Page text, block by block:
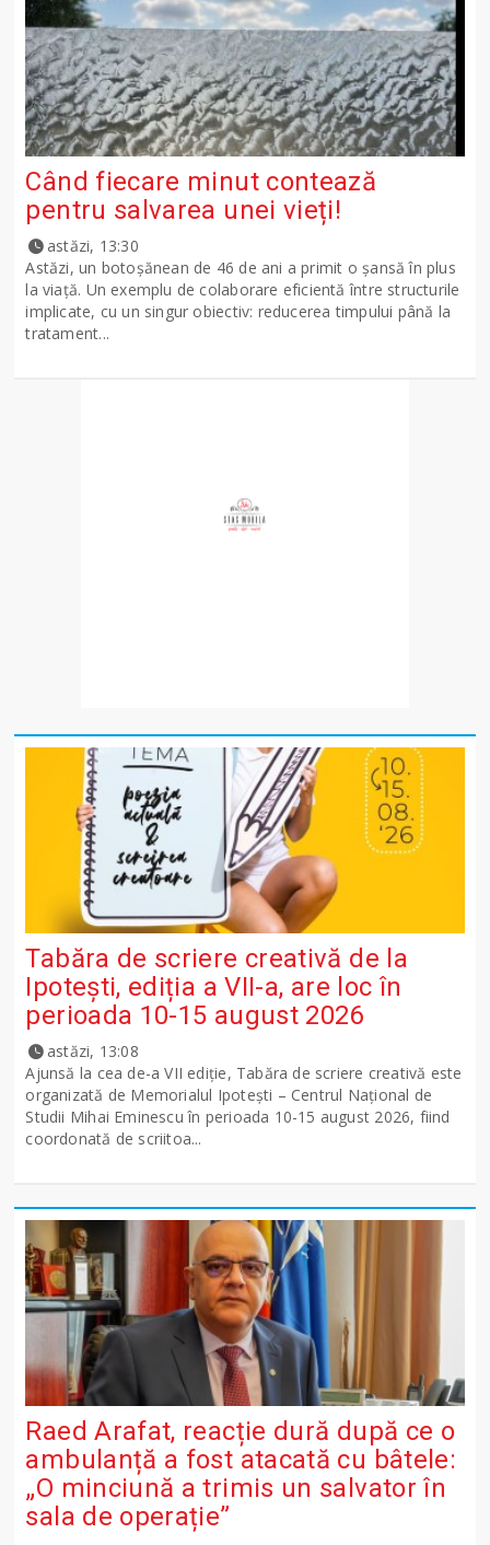
Când fiecare minut contează
pentru salvarea unei vieți!
astăzi, 13:30
Astăzi, un botoșănean de 46 de ani a primit o șansă în plus
la viață. Un exemplu de colaborare eficientă între structurile
implicate, cu un singur obiectiv: reducerea timpului până la
tratament...
Tabăra de scriere creativă de la
Ipotești, ediția a VII-a, are loc în
perioada 10-15 august 2026
astăzi, 13:08
Ajunsă la cea de-a VII ediție, Tabăra de scriere creativă este
organizată de Memorialul Ipotești – Centrul Național de
Studii Mihai Eminescu în perioada 10-15 august 2026, fiind
coordonată de scriitoa...
Raed Arafat, reacție dură după ce o
ambulanță a fost atacată cu bâtele:
„O minciună a trimis un salvator în
sala de operație”